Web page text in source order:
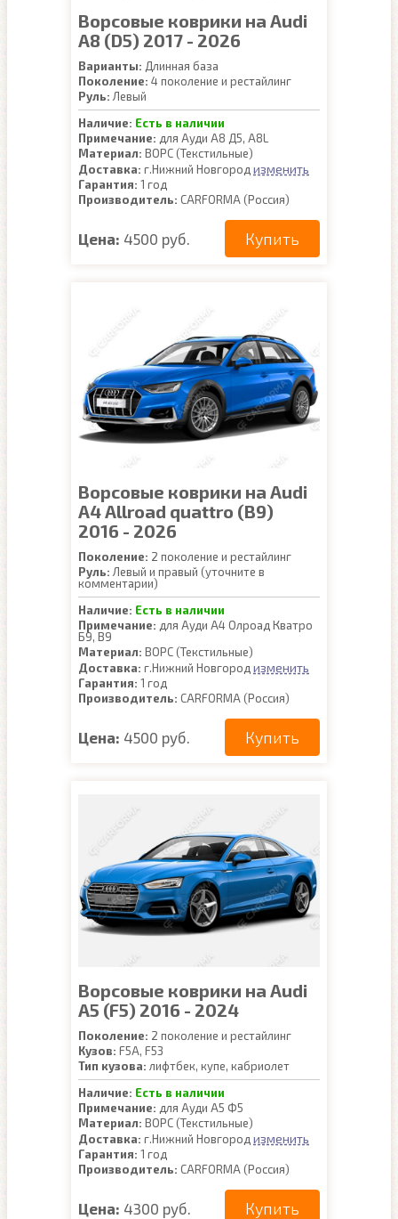
Ворсовые коврики на Audi
A8 (D5) 2017 - 2026
Варианты: Длинная база
Поколение: 4 поколение и рестайлинг
Руль: Левый
Наличие: Есть в наличии
Примечание: для Ауди А8 Д5, A8L
Материал: ВОРС (Текстильные)
Доставка: г.Нижний Новгород изменить
Гарантия: 1 год
Производитель: CARFORMA (Россия)
Цена: 4500 руб. Купить
Ворсовые коврики на Audi
A4 Allroad quattro (B9)
2016 - 2026
Поколение: 2 поколение и рестайлинг
Руль: Левый и правый (уточните в
комментарии)
Наличие: Есть в наличии
Примечание: для Ауди А4 Олроад Кватро
Б9, В9
Материал: ВОРС (Текстильные)
Доставка: г.Нижний Новгород изменить
Гарантия: 1 год
Производитель: CARFORMA (Россия)
Цена: 4500 руб. Купить
Ворсовые коврики на Audi
A5 (F5) 2016 - 2024
Поколение: 2 поколение и рестайлинг
Кузов: F5A, F53
Тип кузова: лифтбек, купе, кабриолет
Наличие: Есть в наличии
Примечание: для Ауди А5 Ф5
Материал: ВОРС (Текстильные)
Доставка: г.Нижний Новгород изменить
Гарантия: 1 год
Производитель: CARFORMA (Россия)
Цена: 4300 руб. Купить